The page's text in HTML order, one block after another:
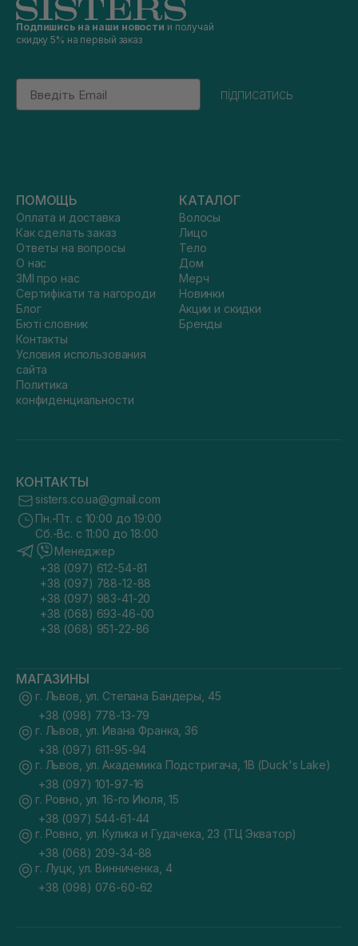
Подпишись на наши новости и получай
скидку 5% на первый заказ
Email
підписатись
ПОМОЩЬ
Оплата и доставка
Как сделать заказ
Ответы на вопросы
О нас
ЗМІ про нас
Сертифікати та нагороди
Блог
Бюті словник
Контакты
Условия использования
сайта
Политика
конфиденциальности
КАТАЛОГ
Волосы
Лицо
Тело
Дом
Мерч
Новинки
Акции и скидки
Бренды
КОНТАКТЫ
sisters.co.ua@gmail.com
Пн.-Пт. с 10:00 до 19:00
Сб.-Вс. с 11:00 до 18:00
Менеджер
+38 (097) 612-54-81
+38 (097) 788-12-88
+38 (097) 983-41-20
+38 (068) 693-46-00
+38 (068) 951-22-86
МАГАЗИНЫ
г. Львов, ул. Степана Бандеры, 45
+38 (098) 778-13-79
г. Львов, ул. Ивана Франка, 36
+38 (097) 611-95-94
г. Львов, ул. Академика Подстригача, 1В (Duck's Lake)
+38 (097) 101-97-16
г. Ровно, ул. 16-го Июля, 15
+38 (097) 544-61-44
г. Ровно, ул. Кулика и Гудачека, 23 (ТЦ Экватор)
+38 (068) 209-34-88
г. Луцк, ул. Винниченка, 4
+38 (098) 076-60-62